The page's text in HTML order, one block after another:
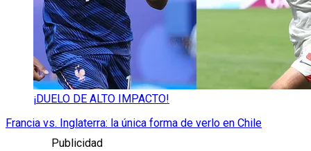
¡DUELO DE ALTO IMPACTO!
Francia vs. Inglaterra: la única forma de verlo en Chile
Publicidad